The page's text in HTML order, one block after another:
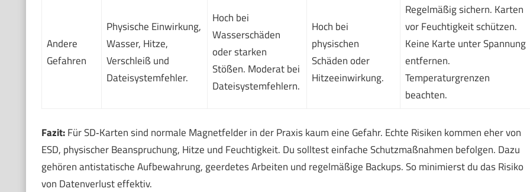
Andere
Gefahren
Physische Einwirkung,
Wasser, Hitze,
Verschleiß und
Dateisystemfehler.
Hoch bei
Wasserschäden
oder starken
Stößen. Moderat bei
Dateisystemfehlern.
Hoch bei
physischen
Schäden oder
Hitzeeinwirkung.
Regelmäßig sichern. Karten
vor Feuchtigkeit schützen.
Keine Karte unter Spannung
entfernen.
Temperaturgrenzen
beachten.
Fazit:Für SD‑Karten sind normale Magnetfelder in der Praxis kaum eine Gefahr. Echte Risiken kommen eher von
ESD, physischer Beanspruchung, Hitze und Feuchtigkeit. Du solltest einfache Schutzmaßnahmen befolgen. Dazu
gehören antistatische Aufbewahrung, geerdetes Arbeiten und regelmäßige Backups. So minimierst du das Risiko
von Datenverlust effektiv.